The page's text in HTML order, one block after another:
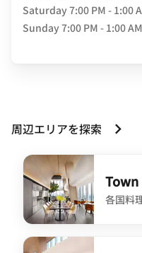
Saturday7:00 PM - 1:00
Sunday7:00 PM - 1:00 AM
周辺エリアを探索
Town
各国料
undefined Town House